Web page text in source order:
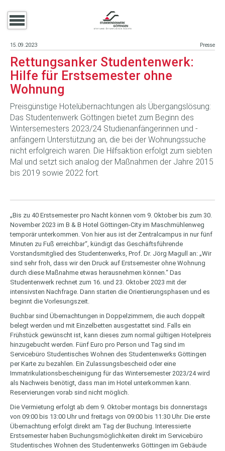
15.09.2023 Presse
Rettungsanker Studentenwerk:
Hilfe für Erstsemester ohne
Wohnung
Preisgünstige Hotelübernachtungen als Übergangslösung:
Das Studentenwerk Göttingen bietet zum Beginn des
Wintersemesters 2023/24 Studienanfängerinnen und -
anfängern Unterstützung an, die bei der Wohnungssuche
nicht erfolgreich waren. Die Hilfsaktion erfolgt zum siebten
Mal und setzt sich analog der Maßnahmen der Jahre 2015
bis 2019 sowie 2022 fort.
„Bis zu 40 Erstsemester pro Nacht können vom 9. Oktober bis zum 30.
November 2023 im B & B Hotel Göttingen-City im Maschmühlenweg
temporär unterkommen. Von hier aus ist der Zentralcampus in nur fünf
Minuten zu Fuß erreichbar“, kündigt das Geschäftsführende
Vorstandsmitglied des Studentenwerks, Prof. Dr. Jörg Magull an: „Wir
sind sehr froh, dass wir den Druck auf Erstsemester ohne Wohnung
durch diese Maßnahme etwas herausnehmen können.“ Das
Studentenwerk rechnet zum 16. und 23. Oktober 2023 mit der
intensivsten Nachfrage. Dann starten die Orientierungsphasen und es
beginnt die Vorlesungszeit.
Buchbar sind Übernachtungen in Doppelzimmern, die auch doppelt
belegt werden und mit Einzelbetten ausgestattet sind. Falls ein
Frühstück gewünscht ist, kann dieses zum normal gültigen Hotelpreis
hinzugebucht werden. Fünf Euro pro Person und Tag sind im
Servicebüro Studentisches Wohnen des Studentenwerks Göttingen
per Karte zu bezahlen. Ein Zulassungsbescheid oder eine
Immatrikulationsbescheinigung für das Wintersemester 2023/24 wird
als Nachweis benötigt, dass man im Hotel unterkommen kann.
Reservierungen vorab sind nicht möglich.
Die Vermietung erfolgt ab dem 9. Oktober montags bis donnerstags
von 09:00 bis 13:00 Uhr und freitags von 09:00 bis 11:30 Uhr. Die erste
Übernachtung erfolgt direkt am Tag der Buchung. Interessierte
Erstsemester haben Buchungsmöglichkeiten direkt im Servicebüro
Studentisches Wohnen des Studentenwerks Göttingen im Gebäude